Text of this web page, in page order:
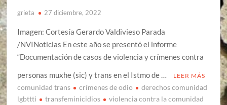
grieta 27 diciembre, 2022
Imagen: Cortesía Gerardo Valdivieso Parada
/NVINoticias En este año se presentó el informe
“Documentación de casos de violencia y crímenes contra
personas muxhe (sic) y trans en el Istmo de …
LEER MÁS
comunidad trans crímenes de odio
derechos comunidad
lgbttti
transfeminicidios
violencia contra la comunidad